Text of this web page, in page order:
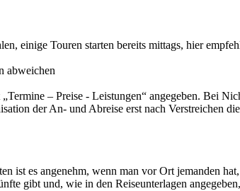
einige Touren starten bereits mittags, hier
abweichen
– Preise - Leistungen“ angegeben. Bei
der An- und Abreise erst nach Verstreichen
ist es angenehm, wenn man vor Ort jemanden
gibt und, wie in den Reiseunterlagen